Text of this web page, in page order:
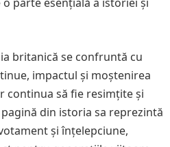
britanică se confruntă cu
impactul și moștenirea
continua să fie resimțite și
din istoria sa reprezintă
și înțelepciune,